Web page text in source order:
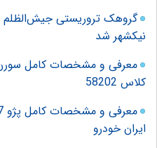
گروهک تروریستی جیش‌الظلم
نیکشهر شد
کلاس 58202
ایران خودرو